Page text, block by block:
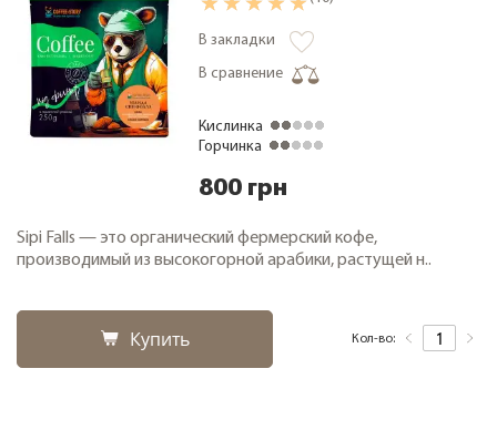
В закладки
В сравнение
Кислинка
Горчинка
800 грн
Sipi Falls — это органический фермерский кофе,
производимый из высокогорной арабики, растущей н..
Купить Кол-во: